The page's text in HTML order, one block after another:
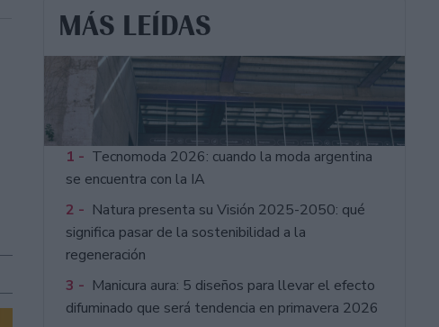
MÁS LEÍDAS
1 - Tecnomoda 2026: cuando la moda argentina
se encuentra con la IA
2 - Natura presenta su Visión 2025-2050: qué
significa pasar de la sostenibilidad a la
regeneración
3 - Manicura aura: 5 diseños para llevar el efecto
difuminado que será tendencia en primavera 2026